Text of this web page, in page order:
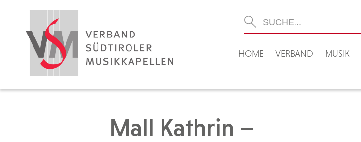
HOME VERBAND MUSIK
Mall Kathrin –